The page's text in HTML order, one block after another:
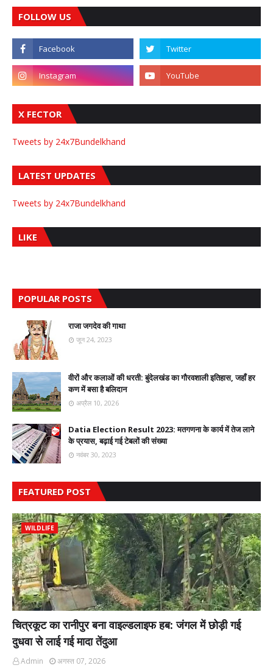
FOLLOW US
X FECTOR
Tweets by 24x7Bundelkhand
LATEST UPDATES
Tweets by 24x7Bundelkhand
LIKE
POPULAR POSTS
राजा जगदेव की गाथा
जून 24, 2023
वीरों और कलाओं की धरती: बुंदेलखंड का गौरवशाली इतिहास, जहाँ हर
कण में बसा है बलिदान
अप्रैल 10, 2026
Datia Election Result 2023: मतगणना के कार्य में तेज लाने
के प्रयास, बढ़ाई गई टेबलों की संख्या
नवंबर 30, 2023
FEATURED POST
WILDLIFE
चित्रकूट का रानीपुर बना वाइल्डलाइफ हब: जंगल में छोड़ी गई
दुधवा से लाई गई मादा तेंदुआ
Admin
अगस्त 07, 2026